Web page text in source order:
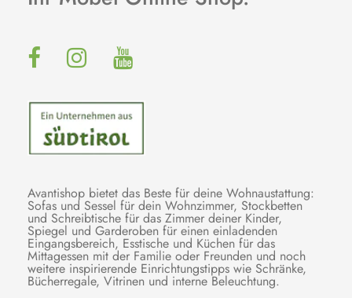
Avantishop bietet das Beste für deine Wohnaustattung:
Sofas und Sessel für dein Wohnzimmer, Stockbetten
und Schreibtische für das Zimmer deiner Kinder,
Spiegel und Garderoben für einen einladenden
Eingangsbereich, Esstische und Küchen für das
Mittagessen mit der Familie oder Freunden und noch
weitere inspirierende Einrichtungstipps wie Schränke,
Bücherregale, Vitrinen und interne Beleuchtung.